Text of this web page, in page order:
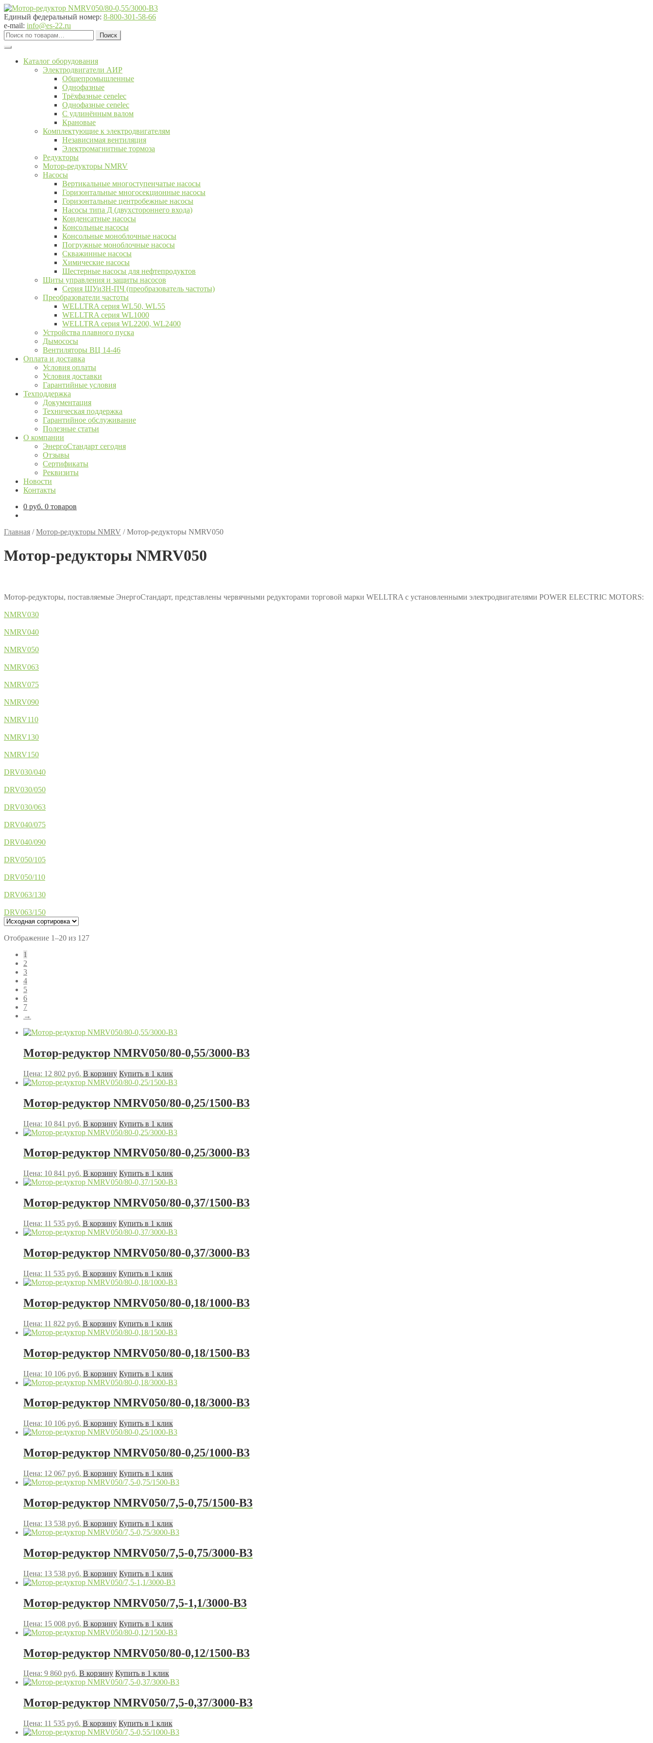
Перейти
к
навигации
Перейти
к
содержимому
Единый федеральный номер: 8-800-301-58-66
e-mail: info@es-22.ru
Искать:
Поиск
Каталог оборудования
Электродвигатели АИР
Общепромышленные
Однофазные
Трёхфазные cenelec
Однофазные cenelec
С удлинённым валом
Крановые
Комплектующие к электродвигателям
Независимая вентиляция
Электромагнитные тормоза
Редукторы
Мотор-редукторы NMRV
Насосы
Вертикальные многоступенчатые насосы
Горизонтальные многосекционные насосы
Горизонтальные центробежные насосы
Насосы типа Д (двухстороннего входа)
Конденсатные насосы
Консольные насосы
Консольные моноблочные насосы
Погружные моноблочные насосы
Скважинные насосы
Химические насосы
Шестерные насосы для нефтепродуктов
Щиты управления и защиты насосов
Серия ЩУиЗН-ПЧ (преобразователь частоты)
Преобразователи частоты
WELLTRA cерия WL50, WL55
WELLTRA cерия WL1000
WELLTRA серия WL2200, WL2400
Устройства плавного пуска
Дымососы
Вентиляторы ВЦ 14-46
Оплата и доставка
Условия оплаты
Условия доставки
Гарантийные условия
Техподдержка
Документация
Техническая поддержка
Гарантийное обслуживание
Полезные статьи
О компании
ЭнергоСтандарт сегодня
Отзывы
Сертификаты
Реквизиты
Новости
Контакты
0 руб. 0 товаров
Главная /Мотор-редукторы NMRV /Мотор-редукторы NMRV050
Мотор-редукторы NMRV050
Мотор-редукторы, поставляемые ЭнергоСтандарт, представлены червячными редукторами торговой марки WELLTRA с установленными электродвигателями POWER ELECTRIC MOTORS:
NMRV030
NMRV040
NMRV050
NMRV063
NMRV075
NMRV090
NMRV110
NMRV130
NMRV150
DRV030/040
DRV030/050
DRV030/063
DRV040/075
DRV040/090
DRV050/105
DRV050/110
DRV063/130
DRV063/150
Отображение 1–20 из 127
1
2
3
4
5
6
7
→
Мотор-редуктор NMRV050/80-0,55/3000-B3
Цена: 12 802 руб. В корзину Купить в 1 клик
Мотор-редуктор NMRV050/80-0,25/1500-B3
Цена: 10 841 руб. В корзину Купить в 1 клик
Мотор-редуктор NMRV050/80-0,25/3000-B3
Цена: 10 841 руб. В корзину Купить в 1 клик
Мотор-редуктор NMRV050/80-0,37/1500-B3
Цена: 11 535 руб. В корзину Купить в 1 клик
Мотор-редуктор NMRV050/80-0,37/3000-B3
Цена: 11 535 руб. В корзину Купить в 1 клик
Мотор-редуктор NMRV050/80-0,18/1000-B3
Цена: 11 822 руб. В корзину Купить в 1 клик
Мотор-редуктор NMRV050/80-0,18/1500-B3
Цена: 10 106 руб. В корзину Купить в 1 клик
Мотор-редуктор NMRV050/80-0,18/3000-B3
Цена: 10 106 руб. В корзину Купить в 1 клик
Мотор-редуктор NMRV050/80-0,25/1000-B3
Цена: 12 067 руб. В корзину Купить в 1 клик
Мотор-редуктор NMRV050/7,5-0,75/1500-B3
Цена: 13 538 руб. В корзину Купить в 1 клик
Мотор-редуктор NMRV050/7,5-0,75/3000-B3
Цена: 13 538 руб. В корзину Купить в 1 клик
Мотор-редуктор NMRV050/7,5-1,1/3000-B3
Цена: 15 008 руб. В корзину Купить в 1 клик
Мотор-редуктор NMRV050/80-0,12/1500-B3
Цена: 9 860 руб. В корзину Купить в 1 клик
Мотор-редуктор NMRV050/7,5-0,37/3000-B3
Цена: 11 535 руб. В корзину Купить в 1 клик